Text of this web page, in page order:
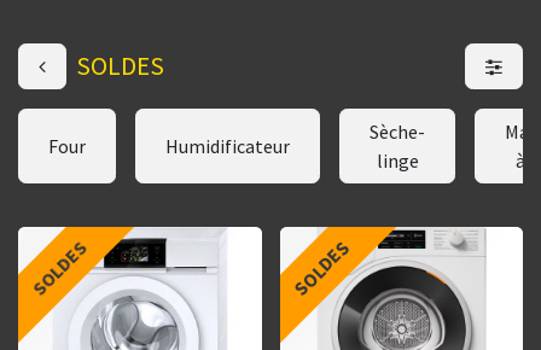
SOLDES
Four Humidificateur
Sèche-
linge
à
SOLDES SOLDES